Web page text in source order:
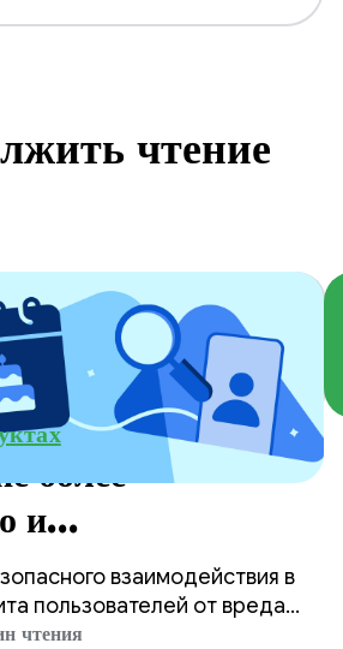
чтение
более
и
возрасту
в Google Play.
взаимодействия в
пользователей от вреда
главных приоритетов
чтения